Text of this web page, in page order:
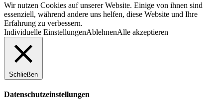
Wir nutzen Cookies auf unserer Website. Einige von ihnen sind
essenziell, während andere uns helfen, diese Website und Ihre
Erfahrung zu verbessern.
Individuelle EinstellungenAblehnenAlle akzeptieren
Schließen
Datenschutzeinstellungen